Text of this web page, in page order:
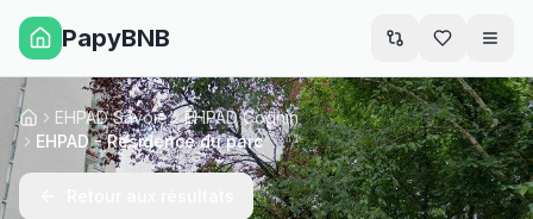
PapyBNB
AccueilEHPAD Savoie
EHPAD Cognin
EHPAD - Résidence du parc